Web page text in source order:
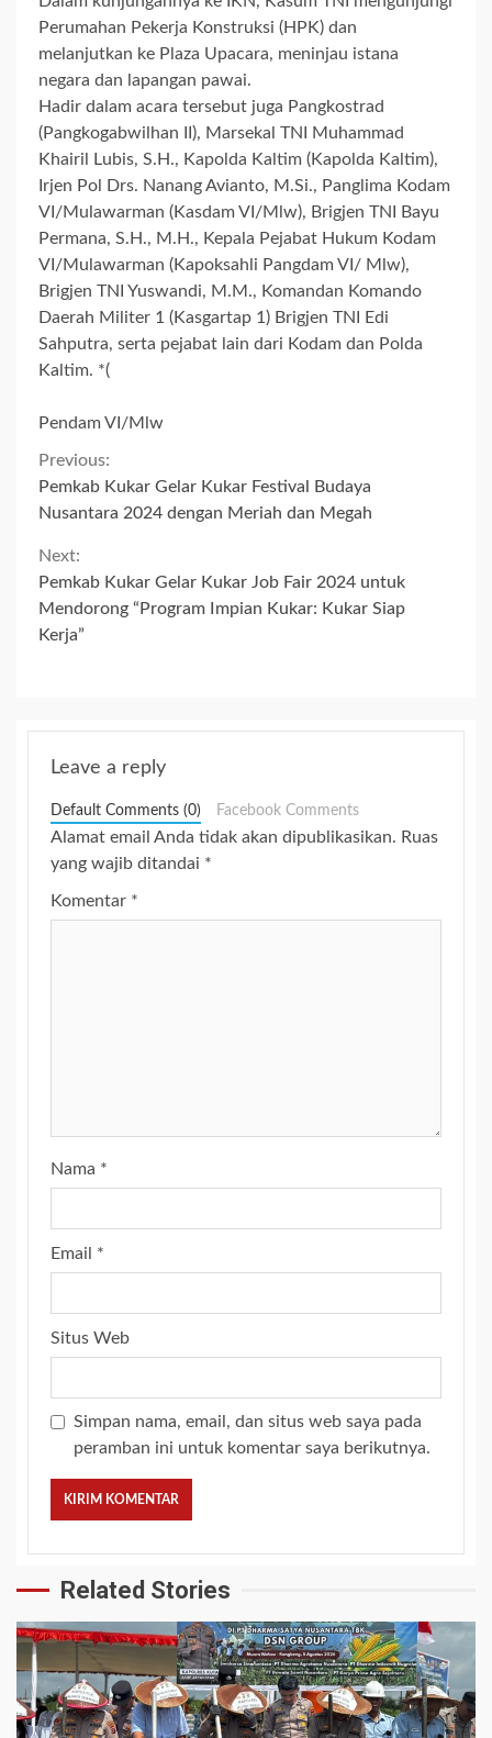
Perumahan Pekerja Konstruksi (HPK) dan
melanjutkan ke Plaza Upacara, meninjau istana
negara dan lapangan pawai.
Hadir dalam acara tersebut juga Pangkostrad
(Pangkogabwilhan II), Marsekal TNI Muhammad
Khairil Lubis, S.H., Kapolda Kaltim (Kapolda Kaltim),
Irjen Pol Drs. Nanang Avianto, M.Si., Panglima Kodam
VI/Mulawarman (Kasdam VI/Mlw), Brigjen TNI Bayu
Permana, S.H., M.H., Kepala Pejabat Hukum Kodam
VI/Mulawarman (Kapoksahli Pangdam VI/ Mlw),
Brigjen TNI Yuswandi, M.M., Komandan Komando
Daerah Militer 1 (Kasgartap 1) Brigjen TNI Edi
Sahputra, serta pejabat lain dari Kodam dan Polda
Kaltim. *(
Pendam VI/Mlw
Continue
Reading
Previous:
Pemkab Kukar Gelar Kukar Festival Budaya
Nusantara 2024 dengan Meriah dan Megah
Next:
Pemkab Kukar Gelar Kukar Job Fair 2024 untuk
Mendorong “Program Impian Kukar: Kukar Siap
Kerja”
Leave a reply
Default Comments (0) Facebook Comments
Alamat email Anda tidak akan dipublikasikan. Ruas
yang wajib ditandai *
Komentar *
Nama *
Email *
Situs Web
Simpan nama, email, dan situs web saya pada
peramban ini untuk komentar saya berikutnya.
Related Stories